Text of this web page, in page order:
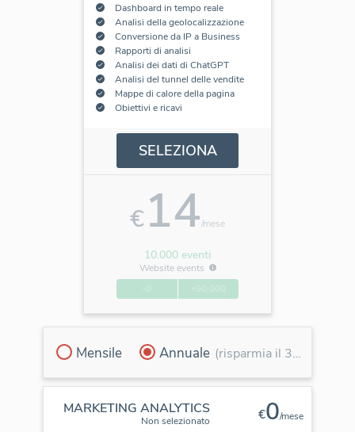
Dashboard in tempo reale
Analisi della geolocalizzazione
Conversione da IP a Business
Rapporti di analisi
Analisi dei dati di ChatGPT
Analisi del tunnel delle vendite
Mappe di calore della pagina
Obiettivi e ricavi
SELEZIONA
€14/mese
10.000 eventi
Website events
Mensile Annuale (risparmia il 30%)
MARKETING ANALYTICS
Non selezionato €0/mese